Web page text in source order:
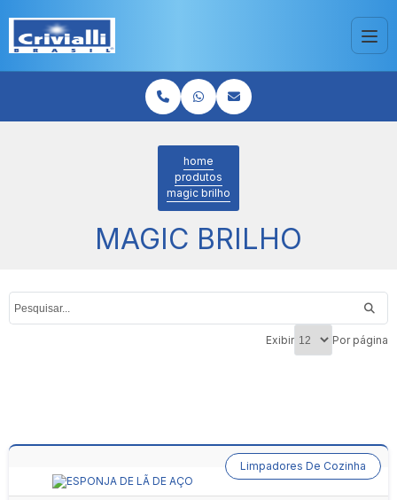
home
produtos
magic brilho
MAGIC BRILHO
Exibir Por página
Limpadores De Cozinha